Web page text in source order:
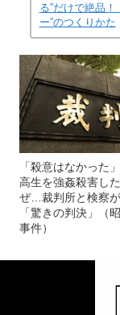
る”だけで絶品
ー”のつくりかた
「殺意はなかった
高生を強姦殺害し
ぜ…裁判所と検察
「驚きの判決」（
事件）